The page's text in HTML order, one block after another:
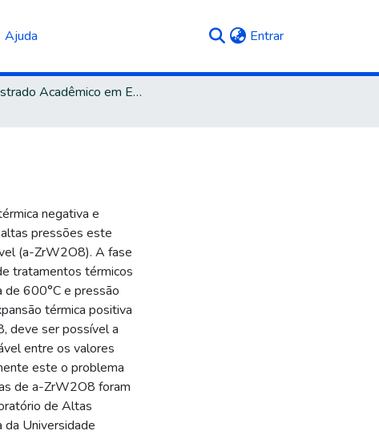
Ajuda Entrar(current)
Mestrado Acadêmico em Engenharia e Ciência dos Materiais
negativa e
pressões este
(a-ZrW2O8). A fase
tratamentos térmicos
600°C e pressão
térmica positiva
deve ser possível a
entre os valores
este o problema
de a-ZrW2O8 foram
de Altas
Universidade